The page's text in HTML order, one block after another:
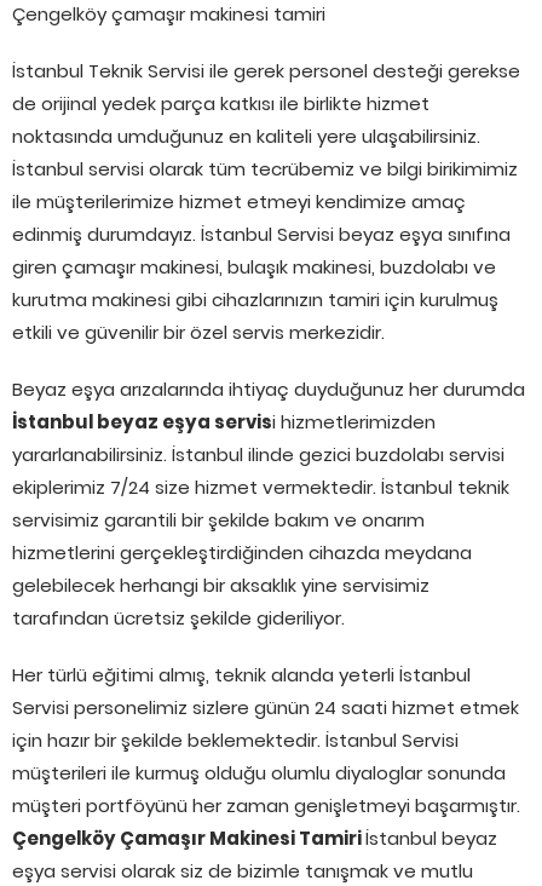
Çengelköy çamaşır makinesi tamiri
İstanbul Teknik Servisi ile gerek personel desteği gerekse
de orijinal yedek parça katkısı ile birlikte hizmet
noktasında umduğunuz en kaliteli yere ulaşabilirsiniz.
İstanbul servisi olarak tüm tecrübemiz ve bilgi birikimimiz
ile müşterilerimize hizmet etmeyi kendimize amaç
edinmiş durumdayız. İstanbul Servisi beyaz eşya sınıfına
giren çamaşır makinesi, bulaşık makinesi, buzdolabı ve
kurutma makinesi gibi cihazlarınızın tamiri için kurulmuş
etkili ve güvenilir bir özel servis merkezidir.
Beyaz eşya arızalarında ihtiyaç duyduğunuz her durumda
İstanbul beyaz eşya servisi hizmetlerimizden
yararlanabilirsiniz. İstanbul ilinde gezici buzdolabı servisi
ekiplerimiz 7/24 size hizmet vermektedir. İstanbul teknik
servisimiz garantili bir şekilde bakım ve onarım
hizmetlerini gerçekleştirdiğinden cihazda meydana
gelebilecek herhangi bir aksaklık yine servisimiz
tarafından ücretsiz şekilde gideriliyor.
Her türlü eğitimi almış, teknik alanda yeterli İstanbul
Servisi personelimiz sizlere günün 24 saati hizmet etmek
için hazır bir şekilde beklemektedir. İstanbul Servisi
müşterileri ile kurmuş olduğu olumlu diyaloglar sonunda
müşteri portföyünü her zaman genişletmeyi başarmıştır.
Çengelköy Çamaşır Makinesi Tamiriİstanbul beyaz
eşya servisi olarak siz de bizimle tanışmak ve mutlu